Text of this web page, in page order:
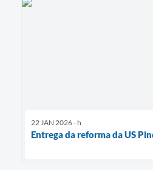
22 JAN 2026 - h
Entrega da reforma da US